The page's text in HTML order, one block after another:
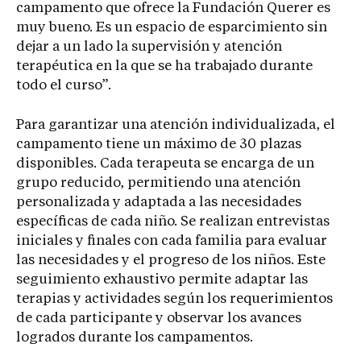
campamento que ofrece la Fundación Querer es
muy bueno. Es un espacio de esparcimiento sin
dejar a un lado la supervisión y atención
terapéutica en la que se ha trabajado durante
todo el curso”.
Para garantizar una atención individualizada, el
campamento tiene un máximo de 30 plazas
disponibles. Cada terapeuta se encarga de un
grupo reducido, permitiendo una atención
personalizada y adaptada a las necesidades
específicas de cada niño. Se realizan entrevistas
iniciales y finales con cada familia para evaluar
las necesidades y el progreso de los niños. Este
seguimiento exhaustivo permite adaptar las
terapias y actividades según los requerimientos
de cada participante y observar los avances
logrados durante los campamentos.